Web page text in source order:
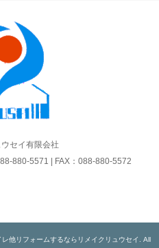
セイ有限会社
880-5571 | FAX：088-880-5572
他リフォームするならリメイクリュウセイ. All